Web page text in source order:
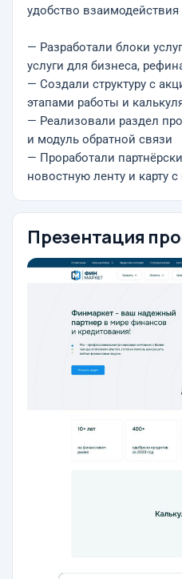
удобство
— Разработали блоки
услуги для бизнеса,
— Создали структуру с
этапами работы и
— Реализовали раздел
и модуль обратной связи
— Проработали
новостную ленту и карту
Презентация